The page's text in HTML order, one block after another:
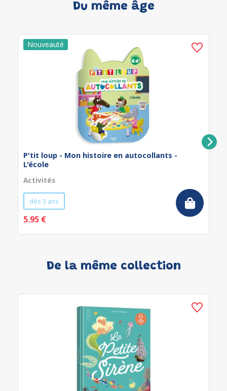
Du même âge
P'tit loup - Mon histoire en autocollants -
L'école
Activités
dès 3 ans
5.95 €
De la même collection